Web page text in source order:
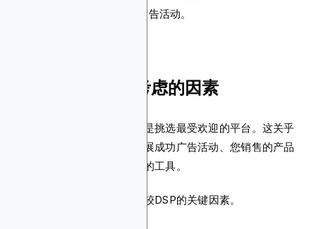
和原生到CTV/OTT和视频广告活动。
选择DSP时需要考虑的因素
选择最佳需求方平台不仅仅是挑选最受欢迎的平台。这关乎
选择一个真正适合您如何开展成功广告活动、您销售的产品
以及您试图触达的目标受众的工具。
以下是您可以用来评估和比较DSP的关键因素。